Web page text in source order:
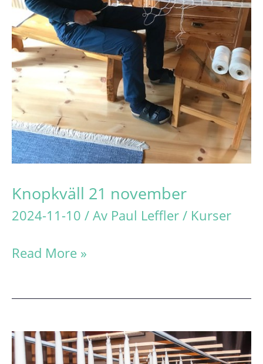
Knopkväll 21 november
2024-11-10 / Av Paul Leffler / Kurser
Knopkväll
Read More »